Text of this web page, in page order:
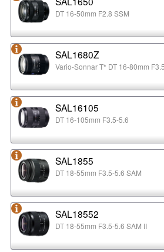
DT 16-50mm F2.8 SSM
SAL1680Z
Vario-Sonnar T* DT 16-80mm
SAL16105
DT 16-105mm F3.5-5.6
SAL1855
DT 18-55mm F3.5-5.6 SAM
SAL18552
DT 18-55mm F3.5-5.6 SAM II